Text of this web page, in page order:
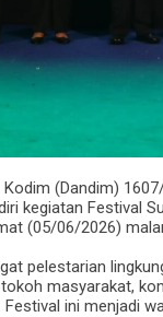
(Dandim)
kegiatan Festival
(05/06/2026)
pelestarian
masyarakat,
ini menjadi